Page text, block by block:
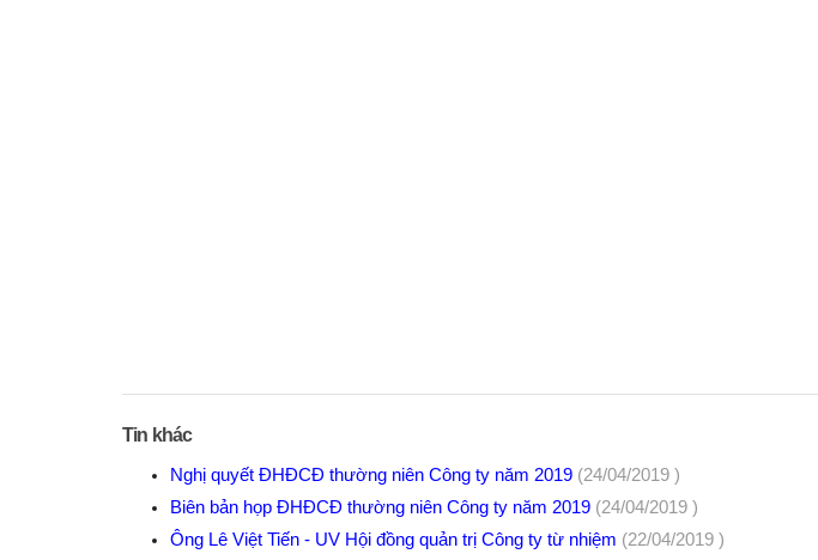
Tin khác
Nghị quyết ĐHĐCĐ thường niên Công ty năm 2019 (24/04/2019 )
Biên bản họp ĐHĐCĐ thường niên Công ty năm 2019 (24/04/2019 )
Ông Lê Việt Tiến - UV Hội đồng quản trị Công ty từ nhiệm (22/04/2019 )